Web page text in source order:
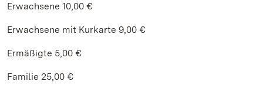
Erwachsene 10,00 €
Erwachsene mit Kurkarte 9,00 €
Ermäßigte 5,00 €
Familie 25,00 €